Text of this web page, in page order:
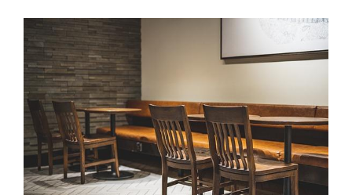
k
o
n
a
g
a
:
H
a